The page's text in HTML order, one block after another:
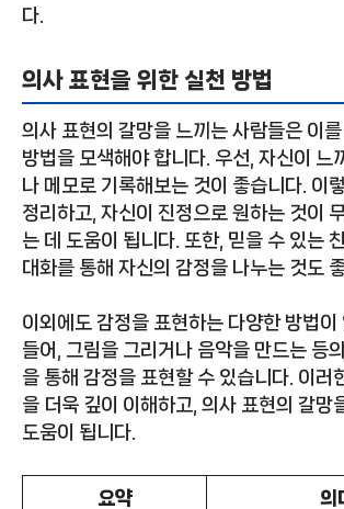
다.
의사 표현을 위한 실천 방법
의사 표현의 갈망을 느끼는 사람들은 이
방법을 모색해야 합니다. 우선, 자신이 느
나 메모로 기록해보는 것이 좋습니다. 이
정리하고, 자신이 진정으로 원하는 것이
는 데 도움이 됩니다. 또한, 믿을 수 있는
대화를 통해 자신의 감정을 나누는 것도
이외에도 감정을 표현하는 다양한 방법이
들어, 그림을 그리거나 음악을 만드는 등
을 통해 감정을 표현할 수 있습니다. 이러
을 더욱 깊이 이해하고, 의사 표현의 갈망
도움이 됩니다.
요약 의미